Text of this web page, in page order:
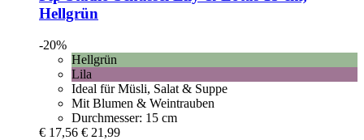
Hellgrün
-20%
Hellgrün
Lila
Ideal für Müsli, Salat & Suppe
Mit Blumen & Weintrauben
Durchmesser: 15 cm
€ 17,56 € 21,99